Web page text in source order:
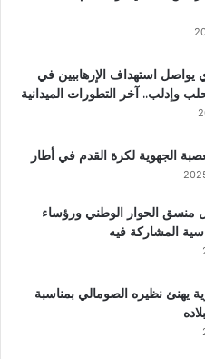
استهداف الإرهابيين في
وإدلب.. آخر التطورات الميدانية
الجهوية لكرة القدم في أطار
منسق الحوار الوطني ورؤساء
المشاركة فيه
يهنئ نظيره الصومالي بمناسبة